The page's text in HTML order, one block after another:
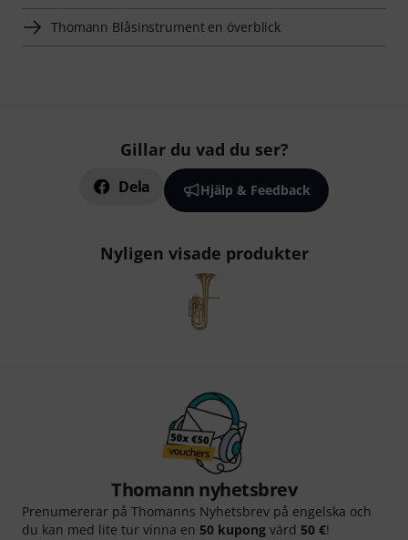
Thomann Blåsinstrument en överblick
Gillar du vad du ser?
Dela Hjälp & Feedback
Nyligen visade produkter
Thomann nyhetsbrev
Prenumererar på Thomanns Nyhetsbrev på engelska och
du kan med lite tur vinna en 50 kupong värd 50 €!